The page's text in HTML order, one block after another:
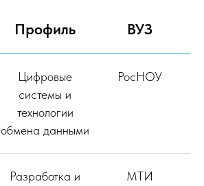
Профиль ВУЗ
Цифровые
системы и
технологии
обмена данными
РосНОУ
Разработка и
МТИ